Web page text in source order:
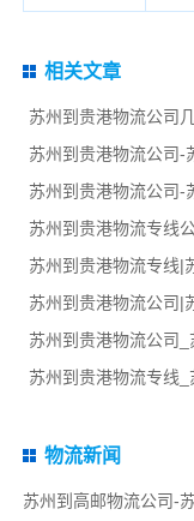
相关文章
苏州到贵港物流公司
苏州到贵港物流公司-
苏州到贵港物流公司-
苏州到贵港物流专线
苏州到贵港物流专线|
苏州到贵港物流公司|
苏州到贵港物流公司
苏州到贵港物流专线
物流新闻
苏州到高邮物流公司-